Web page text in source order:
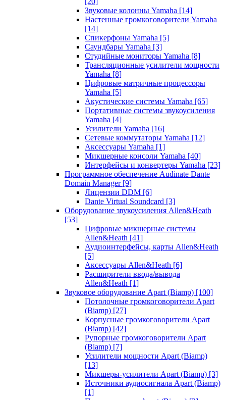
Звуковые колонны Yamaha [14]
Настенные громкоговорители Yamaha
[14]
Спикерфоны Yamaha [5]
Саундбары Yamaha [3]
Студийные мониторы Yamaha [8]
Трансляционные усилители мощности
Yamaha [8]
Цифровые матричные процессоры
Yamaha [5]
Акустические системы Yamaha [65]
Портативные системы звукоусиления
Yamaha [4]
Усилители Yamaha [16]
Сетевые коммутаторы Yamaha [12]
Аксессуары Yamaha [1]
Микшерные консоли Yamaha [40]
Интерфейсы и конвертеры Yamaha [23]
Программное обеспечение Audinate Dante
Domain Manager [9]
Лицензии DDM [6]
Dante Virtual Soundcard [3]
Оборудование звукоусиления Allen&Heath
[53]
Цифровые микшерные системы
Allen&Heath [41]
Аудиоинтерфейсы, карты Allen&Heath
[5]
Аксессуары Allen&Heath [6]
Расширители ввода/вывода
Allen&Heath [1]
Звуковое оборудование Apart (Biamp) [100]
Потолочные громкоговорители Apart
(Biamp) [27]
Корпусные громкоговорители Apart
(Biamp) [42]
Рупорные громкоговорители Apart
(Biamp) [7]
Усилители мощности Apart (Biamp)
[13]
Микшеры-усилители Apart (Biamp) [3]
Источники аудиосигнала Apart (Biamp)
[1]